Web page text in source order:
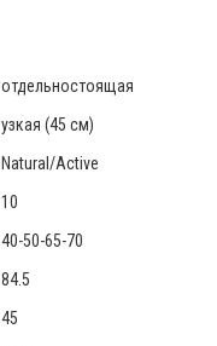
отдельностоящая
узкая (45 см)
Natural/Active
10
40-50-65-70
84.5
45